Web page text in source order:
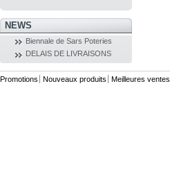
NEWS
Biennale de Sars Poteries
DELAIS DE LIVRAISONS
Promotions Nouveaux produits Meilleures ventes